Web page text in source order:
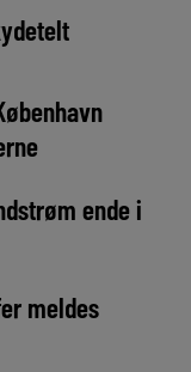
ende i
meldes